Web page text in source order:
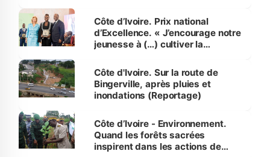
Côte d’Ivoire. Prix national
d’Excellence. « J’encourage notre
jeunesse à (…) cultiver la
(Alassane Ouattara
Côte d'Ivoire. Sur la route de
Bingerville, après pluies et
inondations (Reportage)
Côte d’Ivoire - Environnement.
Quand les forêts sacrées
inspirent dans les actions de